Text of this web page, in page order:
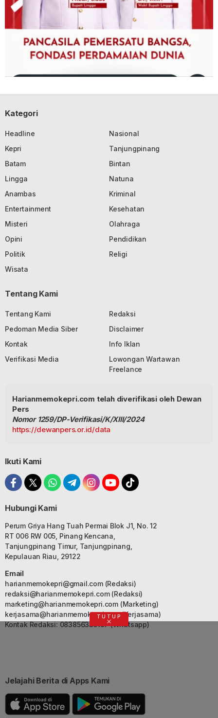
Kategori
Headline
Nasional
Kepri
Tanjungpinang
Batam
Bintan
Lingga
Natuna
Anambas
Kriminal
Entertainment
Kesehatan
Misteri
Olahraga
Opini
Pendidikan
Politik
Religi
Wisata
Tentang Kami
Tentang Kami
Redaksi
Pedoman Media Siber
Disclaimer
Kontak
Info Iklan
Verifikasi Media
Lowongan Wartawan
Freelance
Harianmemokepri.com telah diverifikasi oleh Dewan
Pers
Nomor 1259/DP-Verifikasi/K/XIII/2024
https://dewanpers.or.id/data
Ikuti Kami
Hubungi Kami
Perum Griya Hang Tuah Permai Blok J1, No. 12
RT 006 RW 005, Pinang Kencana,
Tanjungpinang Timur, Tanjungpinang,
Kepulauan Riau, 29122
Email
harianmemokepri@gmail.com(Redaksi)
redaksi@harianmemokepri.com(Redaksi)
marketing@harianmemokepri.com(Marketing)
kerjasama@harianmemokepri.com(Kerjasama)
Kontak Redaksi: 083856335187 (Whatsapp)
Jelajahi Berita di Apps Kami
TUTUP